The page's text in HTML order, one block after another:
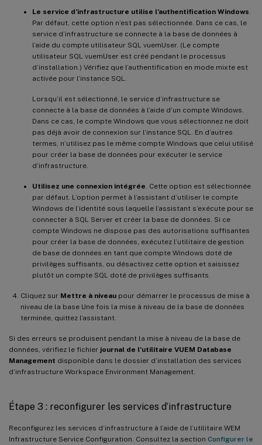
Le service d’infrastructure utilise l’authentification Windows
Par défaut, cette option n’est pas sélectionnée. Dans ce cas, le
service d’infrastructure se connecte à la base de données à
l’aide du compte utilisateur SQL vuemUser. (Le compte
utilisateur SQL vuemUser est créé pendant le processus
d’installation.) Vérifiez que l’authentification en mode mixte est
activée pour l’instance SQL.
Lorsqu’il est sélectionné, le service d’infrastructure se
connecte à la base de données à l’aide d’un compte Windows.
Dans ce cas, le compte Windows que vous sélectionnez ne doit
pas déjà avoir de connexion sur l’instance SQL. En d’autres
termes, n’utilisez pas le même compte Windows que celui utilisé
pour créer la base de données pour exécuter le service
d’infrastructure.
Utilisez une connexion intégrée . Cette option est sélectionnée
par défaut. L’option permet à l’assistant d’utiliser le compte
Windows de l’identité sous laquelle l’assistant s’exécute pour se
connecter à SQL Server et créer la base de données. Si ce
compte Windows ne dispose pas des autorisations suffisantes
pour créer la base de données, exécutez l’utilitaire de gestion
de base de données en tant que compte Windows doté de
privilèges suffisants, ou désactivez cette option et saisissez
plutôt un compte SQL doté de privilèges suffisants.
Cliquez sur Mettre à niveau pour démarrer le processus de mise à
niveau de la base Une fois la mise à niveau de la base de données
terminée, quittez l’assistant.
Si des erreurs se produisent pendant la mise à niveau de la base de
données, vérifiez le fichier journal de l’utilitaire VUEM Database
Management disponible dans le dossier d’installation des services
d’infrastructure Workspace Environment Management.
Étape 3 : reconfigurer les services d’infrastructure
Reconfigurez les services d’infrastructure à l’aide de l’utilitaire WEM
Infrastructure Service Configuration. Consultez la section Configurer le